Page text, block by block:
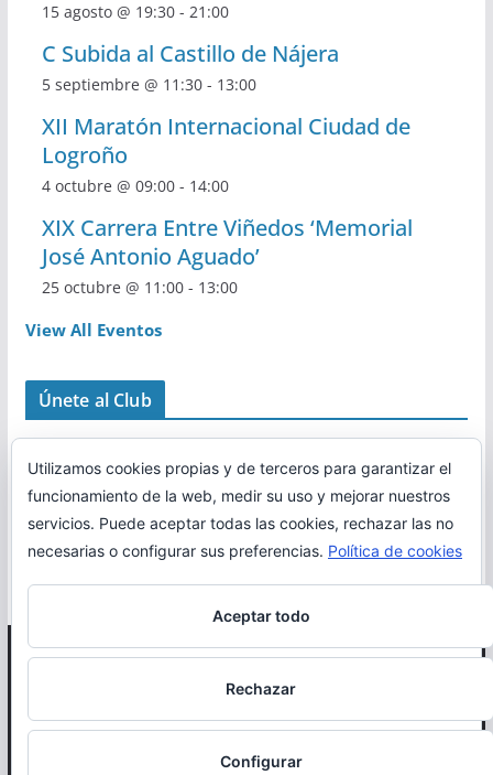
15 agosto @ 19:30- 21:00
C Subida al Castillo de Nájera
5 septiembre @ 11:30- 13:00
XII Maratón Internacional Ciudad de
Logroño
4 octubre @ 09:00- 14:00
XIX Carrera Entre Viñedos ‘Memorial
José Antonio Aguado’
25 octubre @ 11:00- 13:00
View All Eventos
Únete al Club
Correr en La Rioja
Otro proyecto deMiRioja
Utilizamos cookies propias y de terceros para garantizar el
funcionamiento de la web, medir su uso y mejorar nuestros
servicios. Puede aceptar todas las cookies, rechazar las no
necesarias o configurar sus preferencias. Política de cookies
Aceptar todo
Rechazar
Configurar